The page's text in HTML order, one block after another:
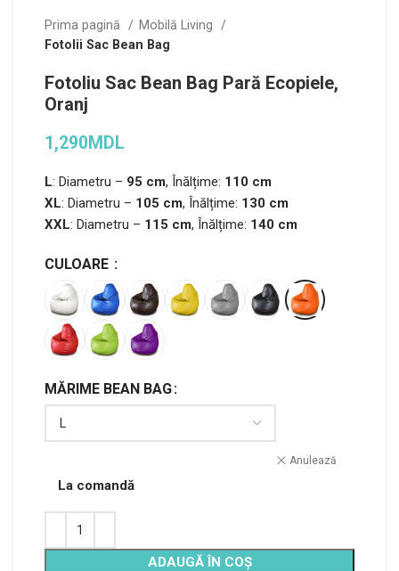
Prima pagină
Mobilă Living
Fotolii Sac Bean Bag
Fotoliu Sac Bean Bag Pară Ecopiele,
Oranj
1,290MDL
L: Diametru – 95 cm, Înălțime: 110 cm
XL: Diametru – 105 cm, Înălțime: 130 cm
XXL: Diametru – 115 cm, Înălțime: 140 cm
CULOARE
MĂRIME BEAN BAG
Anulează
La comandă
ADAUGĂ ÎN COȘ
Alternative: